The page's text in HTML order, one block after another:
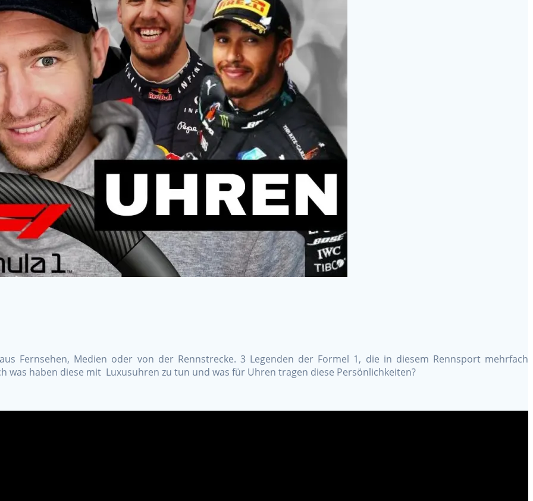
Fernsehen, Medien oder von der Rennstrecke. 3 Legenden der Formel 1, die in diesem Rennsport mehrfach
was haben diese mit Luxusuhren zu tun und was für Uhren tragen diese Persönlichkeiten?